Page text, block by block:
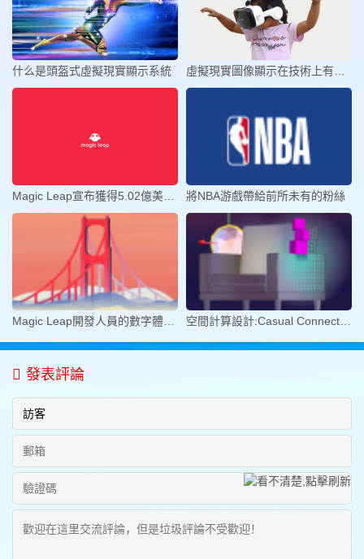
什么是頭盔式虛擬現實顯示系統
將NBA游戲帶給前所未有的粉絲
發表評論